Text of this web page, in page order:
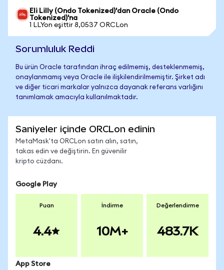
Eli Lilly (Ondo Tokenized)'dan Oracle (Ondo
Tokenized)'na
1 LLYon eşittir 8,0537 ORCLon
Sorumluluk Reddi
Bu ürün Oracle tarafından ihraç edilmemiş, desteklenmemiş,
onaylanmamış veya Oracle ile ilişkilendirilmemiştir. Şirket adı
ve diğer ticari markalar yalnızca dayanak referans varlığını
tanımlamak amacıyla kullanılmaktadır.
Saniyeler içinde ORCLon edinin
MetaMask'ta ORCLon satın alın, satın,
takas edin ve değiştirin. En güvenilir
kripto cüzdanı.
Google Play
Puan
4.4
İndirme
10M+
Değerlendirme
483.7K
App Store